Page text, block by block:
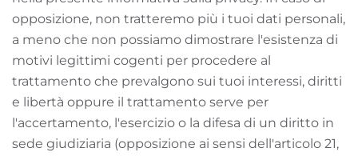
opposizione, non tratteremo più i tuoi dati personali,
a meno che non possiamo dimostrare l'esistenza di
motivi legittimi cogenti per procedere al
trattamento che prevalgono sui tuoi interessi, diritti
e libertà oppure il trattamento serve per
l'accertamento, l'esercizio o la difesa di un diritto in
sede giudiziaria (opposizione ai sensi dell'articolo 21,